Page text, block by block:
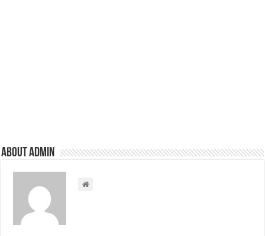
About admin